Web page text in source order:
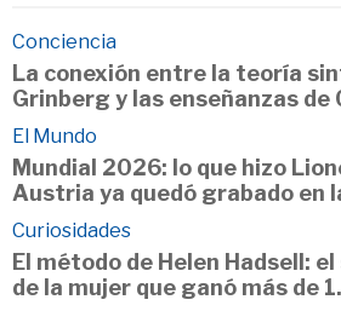
Conciencia
La conexión entre la teoría
Grinberg y las enseñanzas de
El Mundo
Mundial 2026: lo que hizo
Austria ya quedó grabado en
Curiosidades
El método de Helen Hadsell:
de la mujer que ganó más de